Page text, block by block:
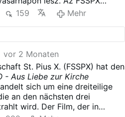
két éven
a Testvériség papjait,
misszióit és apostolkodásait
a világon. A trailer a papi
szolgálatára összpontosít.
az egyházi hierarchia
159 Mehr
vor 2 Monaten
St. Pius X. (FSSPX) hat den
- Aus Liebe zur Kirche
sich um eine dreiteilige
an den nächsten drei
wird. Der Film, der in